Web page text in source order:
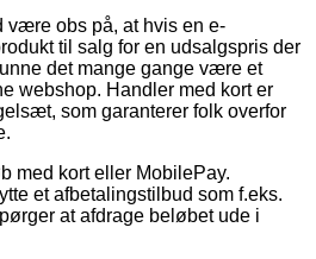
være obs på, at hvis en e-
til salg for en udsalgspris der
det mange gange være et
webshop. Handler med kort er
som garanterer folk overfor
med kort eller MobilePay.
et afbetalingstilbud som f.eks.
at afdrage beløbet ude i